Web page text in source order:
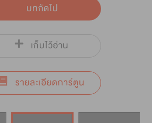
บทถัดไป
เก็บไว้อ่าน
รายละเอียดการ์ตูน